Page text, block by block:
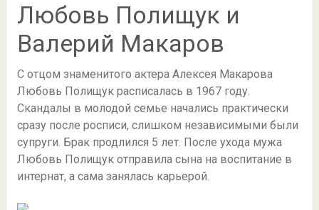
Любовь Полищук и
Валерий Макаров
С отцом знаменитого актера Алексея Макарова
Любовь Полищук расписалась в 1967 году.
Скандалы в молодой семье начались практически
сразу после росписи, слишком независимыми были
супруги. Брак продлился 5 лет. После ухода мужа
Любовь Полищук отправила сына на воспитание в
интернат, а сама занялась карьерой.